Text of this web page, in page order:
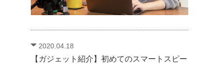
2020.04.18
【ガジェット紹介】初めてのスマートスピー